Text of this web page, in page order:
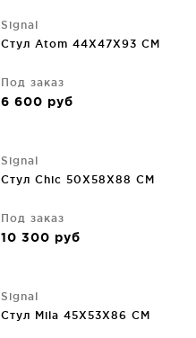
Signal
Стул Atom 44X47X93 CM
Под заказ
6 600 руб
Signal
Стул Chic 50X58X88 CM
Под заказ
10 300 руб
Signal
Стул Mila 45X53X86 CM